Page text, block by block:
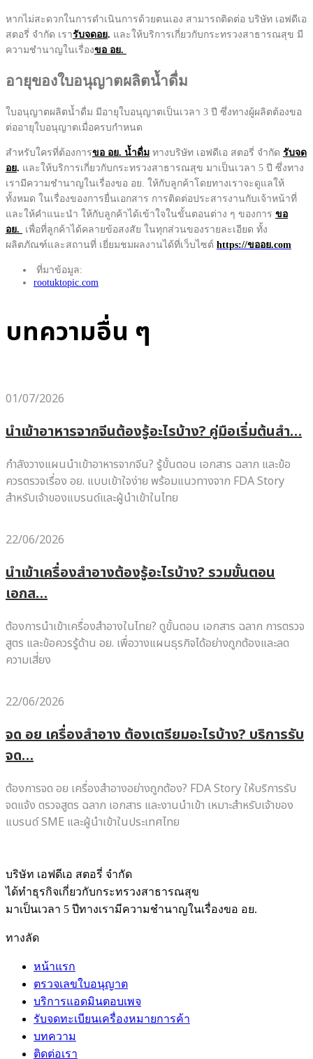
หากไม่สะดวกในการดำเนินการด้วยตนเอง สามารถติดต่อ บริษัท เอฟดีเอ
สตอรี่ จำกัด เรารับจดอย. และให้บริการเกี่ยวกับกระทรวงสาธารณสุข มี
ความชำนาญในเรื่องขอ อย.
อายุของใบอนุญาตผลิตน้ำดื่ม
ใบอนุญาตผลิตน้ำดื่ม มีอายุใบอนุญาตเป็นเวลา 3 ปี ซึ่งทางผู้ผลิตต้องขอ
ต่ออายุใบอนุญาตเมื่อครบกำหนด
สำหรับใครที่ต้องการขอ อย. น้ำดื่ม ทางบริษัท เอฟดีเอ สตอรี่ จำกัด รับจด
อย. และให้บริการเกี่ยวกับกระทรวงสาธารณสุข มาเป็นเวลา 5 ปี ซึ่งทาง
เรามีความชำนาญในเรื่องขอ อย. ให้กับลูกค้าโดยทางเราจะดูแลให้
ทั้งหมด ในเรื่องของการยื่นเอกสาร การติดต่อประสารงานกับเจ้าหน้าที่
และให้คำแนะนำ ให้กับลูกค้าได้เข้าใจในขั้นตอนต่าง ๆ ของการ ขอ
อย.
เพื่อที่ลูกค้าได้คลายข้อสงสัย ในทุกส่วนของรายละเอียด ทั้ง
ผลิตภัณฑ์และสถานที่ เยี่ยมชมผลงานได้ที่เว็บไซต์ https://ขออย.com
ที่มาข้อมูล:
rootuktopic.com
บทความอื่น ๆ
01/07/2026
นำเข้าอาหารจากจีนต้องรู้อะไรบ้าง? คู่มือเริ่มต้นสำ…
กำลังวางแผนนำเข้าอาหารจากจีน? รู้ขั้นตอน เอกสาร ฉลาก และข้อ
ควรตรวจเรื่อง อย. แบบเข้าใจง่าย พร้อมแนวทางจาก FDA Story
สำหรับเจ้าของแบรนด์และผู้นำเข้าในไทย
22/06/2026
นำเข้าเครื่องสำอางต้องรู้อะไรบ้าง? รวมขั้นตอน
เอกส…
ต้องการนำเข้าเครื่องสำอางในไทย? ดูขั้นตอน เอกสาร ฉลาก การตรวจ
สูตร และข้อควรรู้ด้าน อย. เพื่อวางแผนธุรกิจได้อย่างถูกต้องและลด
ความเสี่ยง
22/06/2026
จด อย เครื่องสำอาง ต้องเตรียมอะไรบ้าง? บริการรับ
จด…
ต้องการจด อย เครื่องสำอางอย่างถูกต้อง? FDA Story ให้บริการรับ
จดแจ้ง ตรวจสูตร ฉลาก เอกสาร และงานนำเข้า เหมาะสำหรับเจ้าของ
แบรนด์ SME และผู้นำเข้าในประเทศไทย
บริษัท เอฟดีเอ สตอรี่ จำกัด
ได้ทำธุรกิจเกี่ยวกับกระทรวงสาธารณสุข
มาเป็นเวลา 5 ปีทางเรามีความชำนาญในเรื่องขอ อย.
ทางลัด
หน้าแรก
ตรวจเลขใบอนุญาต
บริการแอดมินตอบเพจ
รับจดทะเบียนเครื่องหมายการค้า
บทความ
ติดต่อเรา